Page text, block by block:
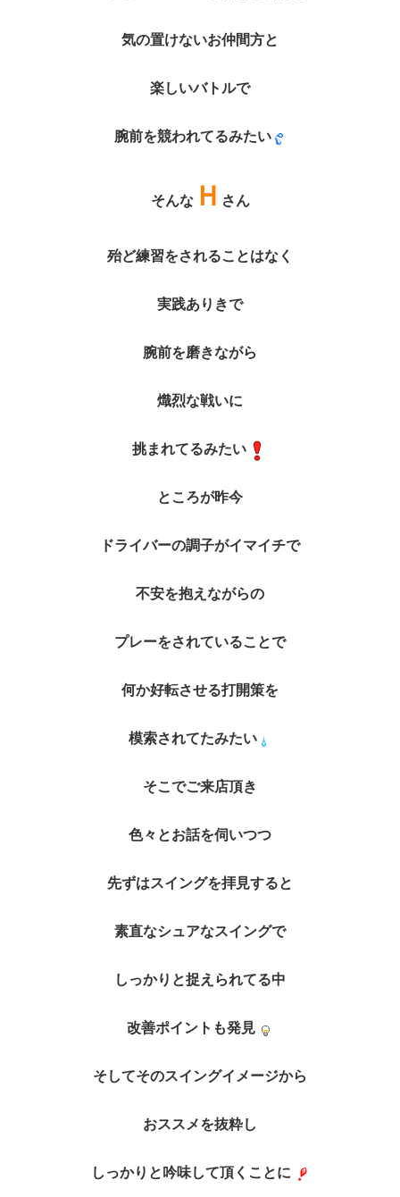
気の置けないお仲間方と
楽しいバトルで
腕前を競われてるみたい
そんなＨ さん
殆ど練習をされることはなく
実践ありきで
腕前を磨きながら
熾烈な戦いに
挑まれてるみたい
ところが昨今
ドライバーの調子がイマイチで
不安を抱えながらの
プレーをされていることで
何か好転させる打開策を
模索されてたみたい
そこでご来店頂き
色々とお話を伺いつつ
先ずはスイングを拝見すると
素直なシュアなスイングで
しっかりと捉えられてる中
改善ポイントも発見
そしてそのスイングイメージから
おススメを抜粋し
しっかりと吟味して頂くことに